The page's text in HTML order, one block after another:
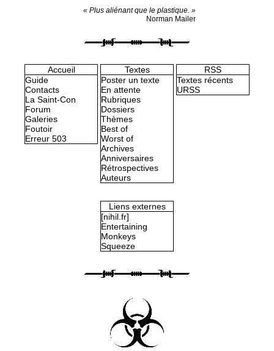
« Plus aliénant que le plastique. »
Norman Mailer
Accueil
Guide
Contacts
La Saint-Con
Forum
Galeries
Foutoir
Erreur 503
Textes
Poster un texte
En attente
Rubriques
Dossiers
Thèmes
Best of
Worst of
Archives
Anniversaires
Rétrospectives
Auteurs
RSS
Textes récents
URSS
Liens externes
[nihil.fr]
Entertaining
Monkeys
Squeeze